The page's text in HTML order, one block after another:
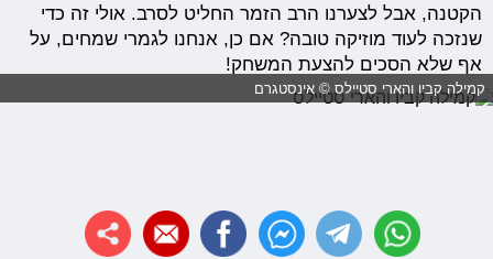
הקטנה, אבל לצערנו הרב הזמר החליט לסרב. אולי זה כדי
שנזכה לעוד מוזיקה טובה? אם כן, אנחנו לגמרי שמחים, על
אף שלא הסכים להצעת המשחק!
קמילה קביו והארי סטיילס © אינסטגרם